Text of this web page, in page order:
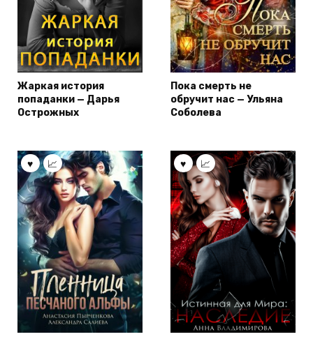
Жаркая история
попаданки — Дарья
Острожных
Пока смерть не
обручит нас — Ульяна
Соболева